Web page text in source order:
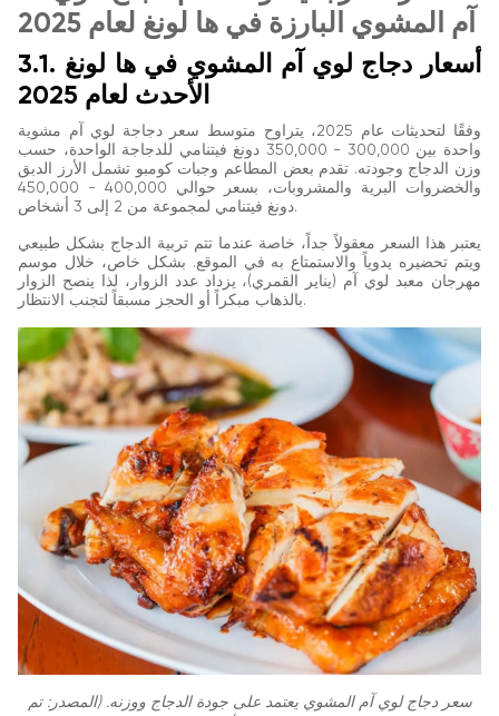
آم المشوي البارزة في ها لونغ لعام 2025
3.1. أسعار دجاج لوي آم المشوي في ها لونغ
الأحدث لعام 2025
وفقًا لتحديثات عام 2025، يتراوح متوسط سعر دجاجة لوي آم مشوية
واحدة بين 300,000 - 350,000 دونغ فيتنامي للدجاجة الواحدة، حسب
وزن الدجاج وجودته. تقدم بعض المطاعم وجبات كومبو تشمل الأرز الدبق
والخضروات البرية والمشروبات، بسعر حوالي 400,000 - 450,000
دونغ فيتنامي لمجموعة من 2 إلى 3 أشخاص.
يعتبر هذا السعر معقولاً جداً، خاصة عندما تتم تربية الدجاج بشكل طبيعي
ويتم تحضيره يدوياً والاستمتاع به في الموقع. بشكل خاص، خلال موسم
مهرجان معبد لوي آم (يناير القمري)، يزداد عدد الزوار، لذا ينصح الزوار
بالذهاب مبكراً أو الحجز مسبقاً لتجنب الانتظار.
سعر دجاج لوي آم المشوي يعتمد على جودة الدجاج ووزنه. (المصدر: تم